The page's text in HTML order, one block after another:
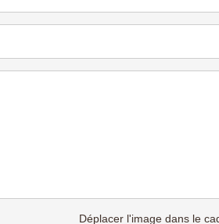
Déplacer l'image dans le